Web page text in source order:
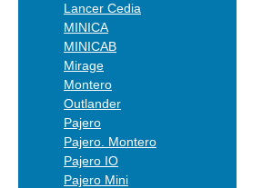
Lancer Cedia
MINICA
MINICAB
Mirage
Montero
Outlander
Pajero
Pajero. Montero
Pajero IO
Pajero Mini